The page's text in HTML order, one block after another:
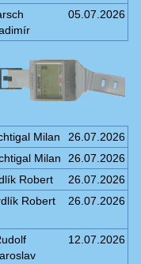
05.07.2026
Milan 26.07.2026
Milan 26.07.2026
Robert 26.07.2026
Robert 26.07.2026
12.07.2026